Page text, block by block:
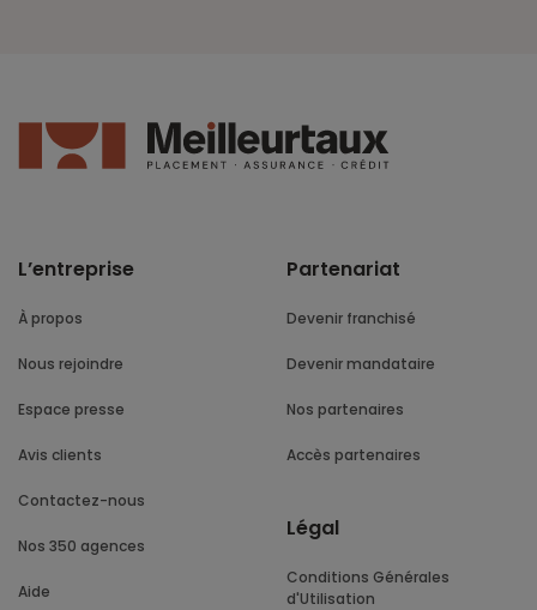
L’entreprise
À propos
Nous rejoindre
Espace presse
Avis clients
Contactez-nous
Nos 350 agences
Aide
Partenariat
Devenir franchisé
Devenir mandataire
Nos partenaires
Accès partenaires
Légal
Conditions Générales
d'Utilisation